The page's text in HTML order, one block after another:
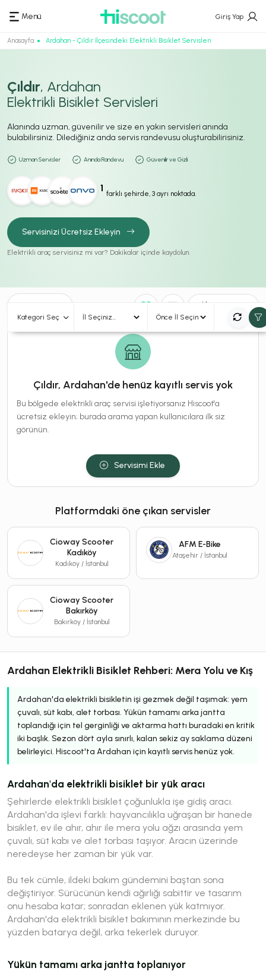
Menü Giriş Yap
Anasayfa Ardahan - Çıldır İlçesindeki Elektrikli Bisiklet Servisleri
Çıldır, Ardahan
Elektrikli Bisiklet Servisleri
Alanında uzman, güvenilir ve size en yakın servisleri anında
bulabilirsiniz. Dilediğiniz anda servis randevusu oluşturabilirisiniz.
Uzman Servisler Anında Randevu Güvenilir ve Gizli
1 farklı şehirde, 3 ayrı noktada.
Servisinizi Ücretsiz Ekleyin
Elektrikli araç servisiniz mi var? Dakikalar içinde kaydolun.
Kategori Seç
Çıldır, Ardahan'de henüz kayıtlı servis yok
Bu bölgede elektrikli araç servisi işletiyorsanız Hiscoot'a
ücretsiz ekleyin; burada arama yapan kullanıcılara ilk siz
görünün.
Servisimi Ekle
Platformdaki öne çıkan servisler
Cioway Scooter
Kadıköy
Kadıköy / İstanbul
AFM E-Bike
Ataşehir / İstanbul
Cioway Scooter
Bakırköy
Bakırköy / İstanbul
Ardahan Elektrikli Bisiklet Rehberi: Mera Yolu ve Kış
Ardahan'da elektrikli bisikletin işi gezmek değil taşımak: yem
çuvalı, süt kabı, alet torbası. Yükün tamamı arka jantta
toplandığı için tel gerginliği ve aktarma hattı buradaki en kritik
iki başlık. Sezon dört ayla sınırlı, kalan sekiz ay saklama düzeni
belirleyici. Hiscoot'ta Ardahan için kayıtlı servis henüz yok.
Ardahan'da elektrikli bisiklet bir yük aracı
Şehirlerde elektrikli bisiklet çoğunlukla işe gidiş aracı.
Ardahan'da işlevi farklı: hayvancılıkla uğraşan bir hanede
bisiklet, ev ile ahır, ahır ile mera yolu ağzı arasında yem
çuvalı, süt kabı ve alet torbası taşıyor. Aracın üzerinde
neredeyse her zaman bir yük var.
Bu tek cümle, ildeki bakım gündemini baştan sona
değiştiriyor. Sürücünün kendi ağırlığı sabittir ve tasarım
onu hesaba katar; sonradan eklenen yük katmıyor.
Ardahan'da elektrikli bisiklet bakımının merkezinde bu
yüzden batarya değil, arka tekerlek duruyor.
Yükün tamamı arka jantta toplanıyor